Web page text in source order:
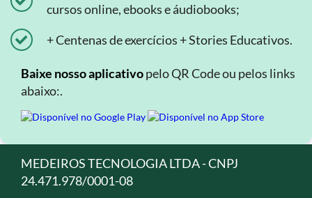
cursos online, ebooks e áudiobooks;
+ Centenas de exercícios + Stories Educativos.
Baixe nosso aplicativopelo QR Code ou pelos links
abaixo:.
MEDEIROS TECNOLOGIA LTDA - CNPJ
24.471.978/0001-08